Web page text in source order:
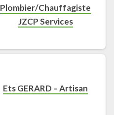
Plombier/Chauffagiste
JZCP Services
Ets GERARD – Artisan